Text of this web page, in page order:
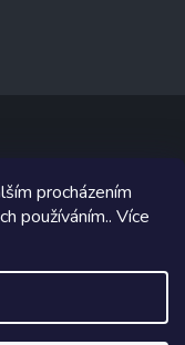
procházením
používáním.. Více
vyhrazena.
Upravit